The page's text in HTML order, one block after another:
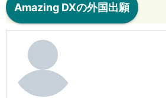
Amazing DXの外国出願